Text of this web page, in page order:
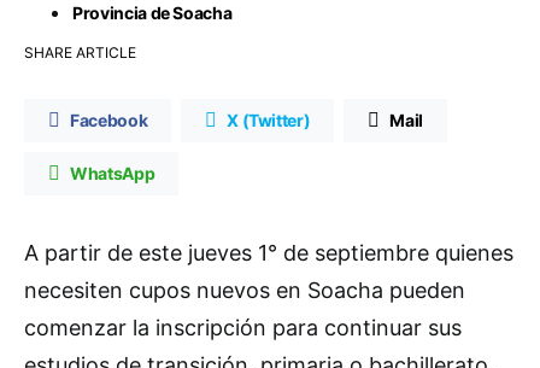
Provincia de Soacha
SHARE ARTICLE
Facebook X (Twitter) Mail
WhatsApp
A partir de este jueves 1° de septiembre quienes
necesiten cupos nuevos en Soacha pueden
comenzar la inscripción para continuar sus